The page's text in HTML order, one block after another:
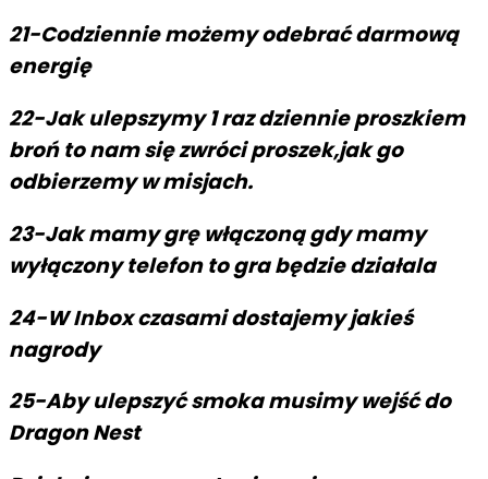
21-Codziennie możemy odebrać darmową
energię
22-Jak ulepszymy 1 raz dziennie proszkiem
broń to nam się zwróci proszek,jak go
odbierzemy w misjach.
23-Jak mamy grę włączoną gdy mamy
wyłączony telefon to gra będzie działala
24-W Inbox czasami dostajemy jakieś
nagrody
25-Aby ulepszyć smoka musimy wejść do
Dragon Nest